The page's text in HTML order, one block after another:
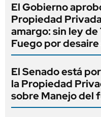
El Gobierno
Propiedad
amargo: sin ley
Fuego por
El Senado está
la Propiedad
sobre Manejo del